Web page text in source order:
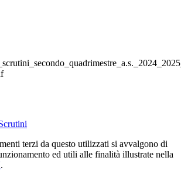
terzi da questo utilizzati si avvalgono di
ed utili alle finalità illustrate nella
.